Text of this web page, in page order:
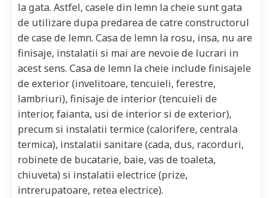
la gata. Astfel, casele din lemn la cheie sunt gata
de utilizare dupa predarea de catre constructorul
de case de lemn. Casa de lemn la rosu, insa, nu are
finisaje, instalatii si mai are nevoie de lucrari in
acest sens. Casa de lemn la cheie include finisajele
de exterior (invelitoare, tencuieli, ferestre,
lambriuri), finisaje de interior (tencuieli de
interior, faianta, usi de interior si de exterior),
precum si instalatii termice (calorifere, centrala
termica), instalatii sanitare (cada, dus, racorduri,
robinete de bucatarie, baie, vas de toaleta,
chiuveta) si instalatii electrice (prize,
intrerupatoare, retea electrice).